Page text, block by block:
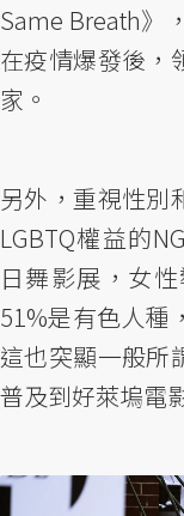
Same Breath》
在疫情爆發後，
家。
另外，重視性別
LGBTQ權益的
日舞影展，女
51%是有色人種
這也突顯一般所
普及到好萊塢電